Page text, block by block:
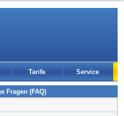
Tarife Service
Fragen (FAQ)